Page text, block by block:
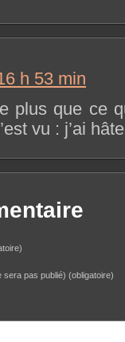
h 53 min
plus que ce
vu : j’ai
sera pas publié) (obligatoire)